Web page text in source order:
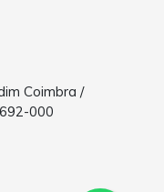
Coimbra /
000